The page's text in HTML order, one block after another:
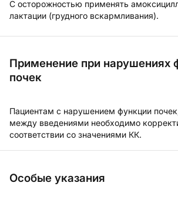
С осторожностью применять
лактации (грудного вскармливания).
Применение при нарушениях
почек
Пациентам с нарушением функции
между введениями необходимо
соответствии со значениями КК.
Особые указания